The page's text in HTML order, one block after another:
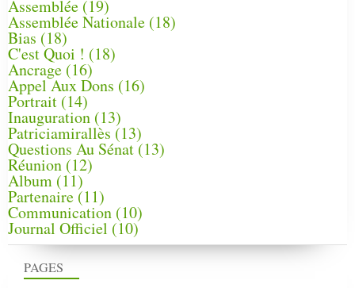
PAGES
Assemblée (19)
Assemblée Nationale (18)
Bias (18)
C'est Quoi ! (18)
Ancrage (16)
Appel Aux Dons (16)
Portrait (14)
Inauguration (13)
Patriciamirallès (13)
Questions Au Sénat(13)
Réunion (12)
Album (11)
Partenaire(11)
Communication (10)
Journal Officiel (10)